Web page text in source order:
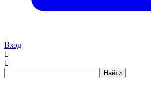
Вход
Найти